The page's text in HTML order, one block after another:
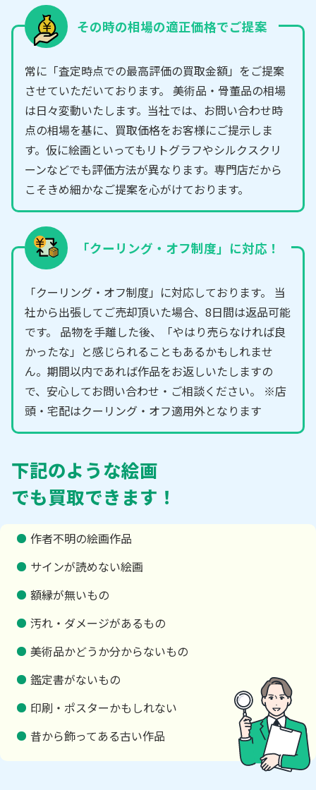
その時の相場の適正価格でご提案
常に「査定時点での最高評価の買取金額」をご提案
させていただいております。 美術品・骨董品の相場
は日々変動いたします。当社では、お問い合わせ時
点の相場を基に、買取価格をお客様にご提示しま
す。仮に絵画といってもリトグラフやシルクスクリ
ーンなどでも評価方法が異なります。専門店だから
こそきめ細かなご提案を心がけております。
「クーリング・オフ制度」に対応！
「クーリング・オフ制度」に対応しております。 当
社から出張してご売却頂いた場合、8日間は返品可能
です。 品物を手離した後、「やはり売らなければ良
かったな」と感じられることもあるかもしれませ
ん。期間以内であれば作品をお返しいたしますの
で、安心してお問い合わせ・ご相談ください。 ※店
頭・宅配はクーリング・オフ適用外となります
下記のような絵画
でも買取できます！
作者不明の絵画作品
サインが読めない絵画
額縁が無いもの
汚れ・ダメージがあるもの
美術品かどうか分からないもの
鑑定書がないもの
印刷・ポスターかもしれない
昔から飾ってある古い作品